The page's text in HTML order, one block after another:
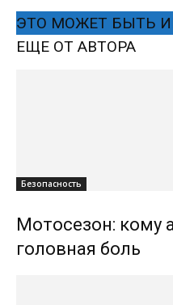
ЭТО МОЖЕТ БЫТЬ
ЕЩЕ ОТ АВТОРА
Безопасность
Мотосезон: кому
головная боль